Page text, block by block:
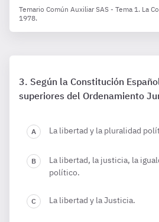
Temario Común Auxiliar SAS - Tema 1. La
1978.
Según la Constitución
superiores del Ordenamiento
La libertad y la pluralidad
La libertad, la justicia, la
político.
La libertad y la Justicia.